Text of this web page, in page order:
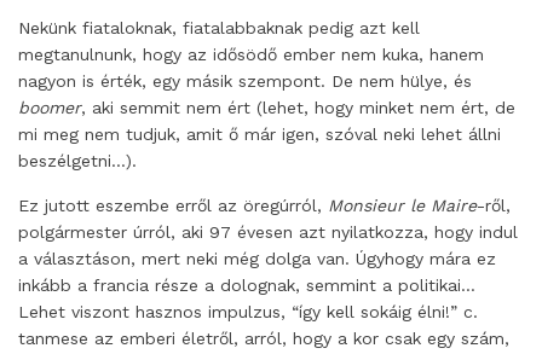
Nekünk fiataloknak, fiatalabbaknak pedig azt kell
megtanulnunk, hogy az idősödő ember nem kuka, hanem
nagyon is érték, egy másik szempont. De nem hülye, és
boomer, aki semmit nem ért (lehet, hogy minket nem ért, de
mi meg nem tudjuk, amit ő már igen, szóval neki lehet állni
beszélgetni…).
Ez jutott eszembe erről az öregúrról, Monsieur le Maire-ről,
polgármester úrról, aki 97 évesen azt nyilatkozza, hogy indul
a választáson, mert neki még dolga van. Úgyhogy mára ez
inkább a francia része a dolognak, semmint a politikai…
Lehet viszont hasznos impulzus, “így kell sokáig élni!” c.
tanmese az emberi életről, arról, hogy a kor csak egy szám,